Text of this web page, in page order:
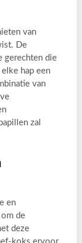
van
De
gerechten die
hap een
van
zal
en
de
deze